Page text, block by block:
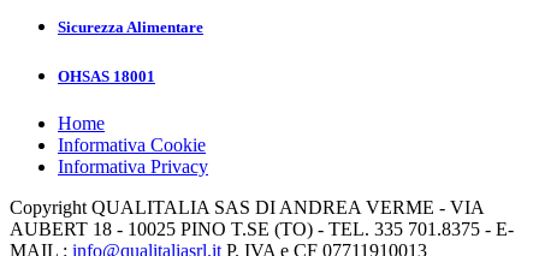
Sicurezza Alimentare
OHSAS 18001
Home
Informativa Cookie
Informativa Privacy
Copyright QUALITALIA SAS DI ANDREA VERME - VIA
AUBERT 18 - 10025 PINO T.SE (TO) - TEL. 335 701.8375 - E-
MAIL : info@qualitaliasrl.it P. IVA e CF 07711910013